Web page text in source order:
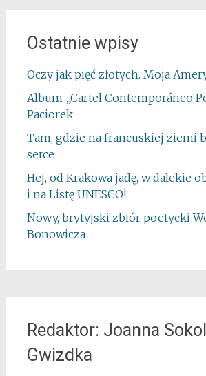
Ostatnie wpisy
Oczy jak pięć złotych. Moja
Album „Cartel Contemporáneo
Paciorek
Tam, gdzie na francuskiej ziemi
serce
Hej, od Krakowa jadę, w dalekie
i na Listę UNESCO!
Nowy, brytyjski zbiór poetycki
Bonowicza
Redaktor: Joanna
Gwizdka